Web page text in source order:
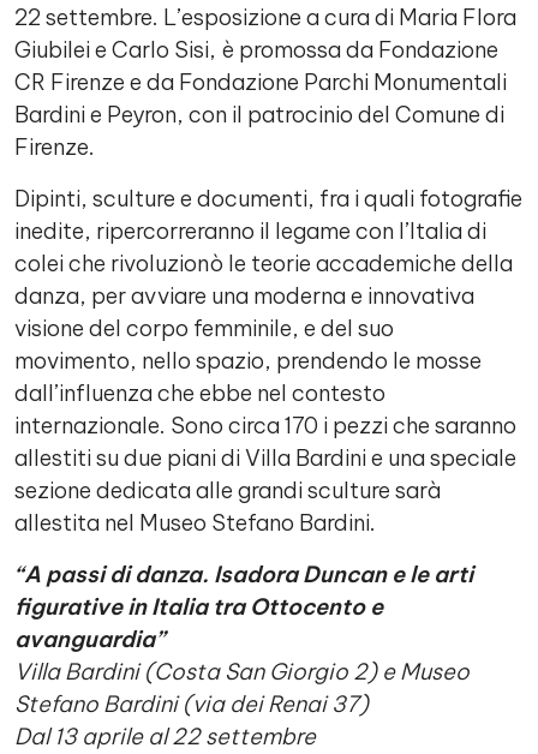
22 settembre. L’esposizione a cura di Maria Flora
Giubilei e Carlo Sisi, è promossa da Fondazione
CR Firenze e da Fondazione Parchi Monumentali
Bardini e Peyron, con il patrocinio del Comune di
Firenze.
Dipinti, sculture e documenti, fra i quali fotografie
inedite, ripercorreranno il legame con l’Italia di
colei che rivoluzionò le teorie accademiche della
danza, per avviare una moderna e innovativa
visione del corpo femminile, e del suo
movimento, nello spazio, prendendo le mosse
dall’influenza che ebbe nel contesto
internazionale. Sono circa 170 i pezzi che saranno
allestiti su due piani di Villa Bardini e una speciale
sezione dedicata alle grandi sculture sarà
allestita nel Museo Stefano Bardini.
“A passi di danza. Isadora Duncan e le arti
figurative in Italia tra Ottocento e
avanguardia”
Villa Bardini (Costa San Giorgio 2) e Museo
Stefano Bardini (via dei Renai 37)
Dal 13 aprile al 22 settembre